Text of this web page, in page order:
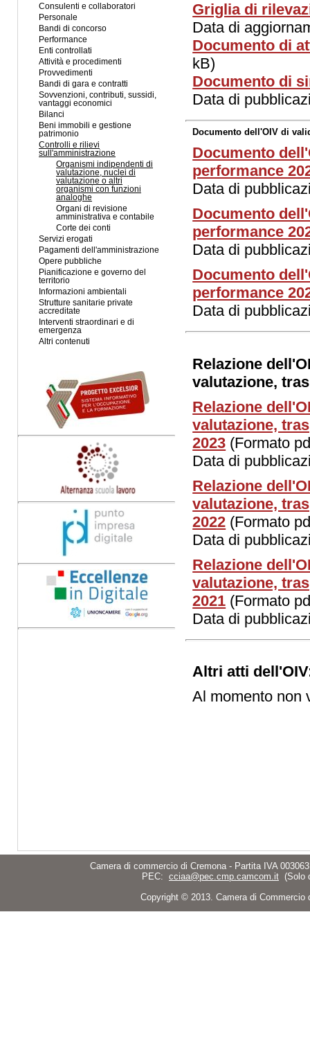
Consulenti e collaboratori
Personale
Bandi di concorso
Performance
Enti controllati
Attività e procedimenti
Provvedimenti
Bandi di gara e contratti
Sovvenzioni, contributi, sussidi,
vantaggi economici
Bilanci
Beni immobili e gestione
patrimonio
Controlli e rilievi
sull'amministrazione
Organismi indipendenti di
valutazione, nuclei di
valutazione o altri
organismi con funzioni
analoghe
Organi di revisione
amministrativa e contabile
Corte dei conti
Servizi erogati
Pagamenti dell'amministrazione
Opere pubbliche
Pianificazione e governo del
territorio
Informazioni ambientali
Strutture sanitarie private
accreditate
Interventi straordinari e di
emergenza
Altri contenuti
Griglia di
Data di
Documento di
kB)
Documento di
Data di
Documento dell'OIV di
Documento
performance
Data di
Documento
performance
Data di
Documento
performance
Data di
Relazione
valutazione,
Relazione
valutazione,
2023 (Formato
Data di
Relazione
valutazione,
2022 (Formato
Data di
Relazione
valutazione,
2021 (Formato
Data di
Altri atti
Al momento non
Camera di commercio di Cremona - Partita IVA
PEC: cciaa@pec.cmp.camcom.it (Solo
Copyright © 2013. Camera di